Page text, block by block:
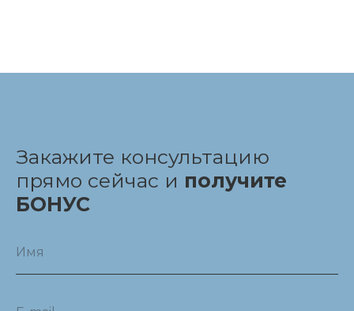
Закажите консультацию
прямо сейчас и получите
БОНУС